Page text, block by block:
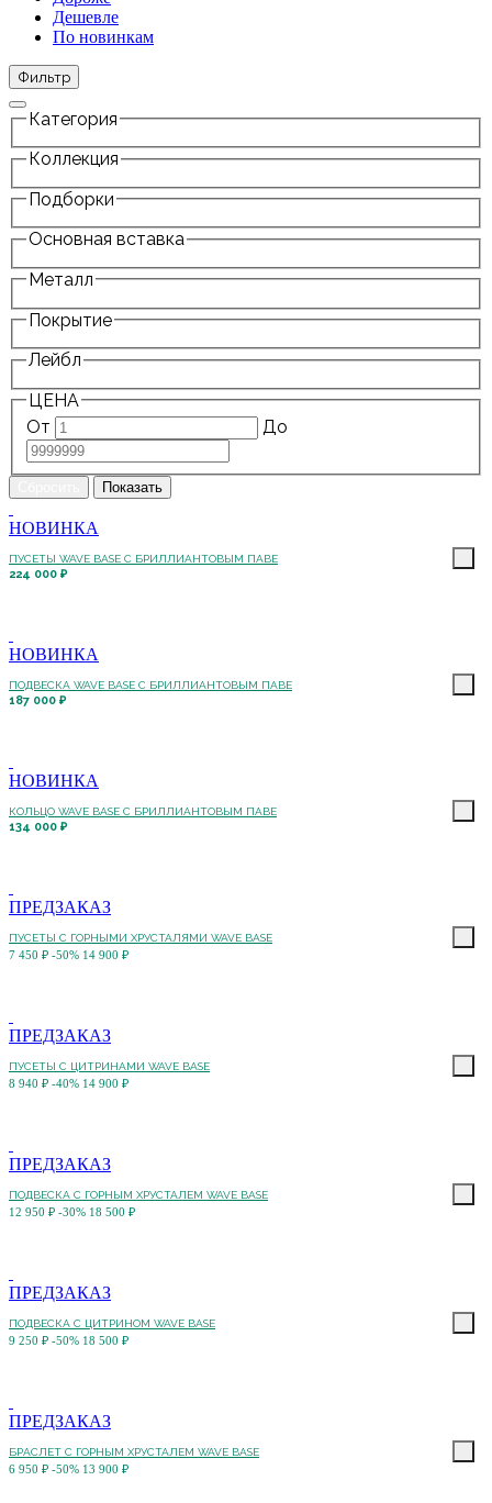
Дешевле
По новинкам
Фильтр
Категория
Коллекция
Подборки
Основная вставка
Металл
Покрытие
Лейбл
ЦЕНА
От
До
НОВИНКА
ПУСЕТЫ WAVE BASE С БРИЛЛИАНТОВЫМ ПАВЕ
224 000 ₽
НОВИНКА
ПОДВЕСКА WAVE BASE С БРИЛЛИАНТОВЫМ ПАВЕ
187 000 ₽
НОВИНКА
КОЛЬЦО WAVE BASE С БРИЛЛИАНТОВЫМ ПАВЕ
134 000 ₽
ПРЕДЗАКАЗ
ПУСЕТЫ С ГОРНЫМИ ХРУСТАЛЯМИ WAVE BASE
7 450 ₽ -50% 14 900 ₽
ПРЕДЗАКАЗ
ПУСЕТЫ С ЦИТРИНАМИ WAVE BASE
8 940 ₽ -40% 14 900 ₽
ПРЕДЗАКАЗ
ПОДВЕСКА С ГОРНЫМ ХРУСТАЛЕМ WAVE BASE
12 950 ₽ -30% 18 500 ₽
ПРЕДЗАКАЗ
ПОДВЕСКА С ЦИТРИНОМ WAVE BASE
9 250 ₽ -50% 18 500 ₽
ПРЕДЗАКАЗ
БРАСЛЕТ С ГОРНЫМ ХРУСТАЛЕМ WAVE BASE
6 950 ₽ -50% 13 900 ₽